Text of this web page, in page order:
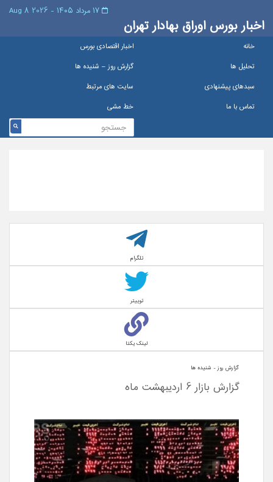
اخبار بورس اوراق بهادار تهران
خانه
اخبار اقتصادی بورس
تحلیل ها
گزارش روز – شنيده ها
سبدهای پیشنهادی
سایت های مرتبط
تماس با ما
خط مشی
تلگرام
توییتر
لینک یکتا
گزارش روز - شنيده ها
گزارش بازار 6 اردیبهشت ماه